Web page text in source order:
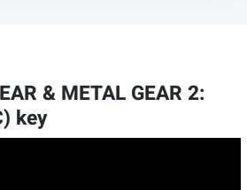
& METAL GEAR 2:
key